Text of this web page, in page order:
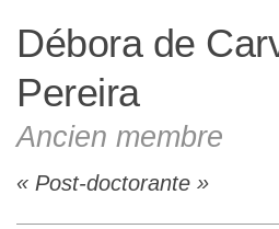
L'équipe
Débora de
Pereira
Ancien membre
Post-doctorante